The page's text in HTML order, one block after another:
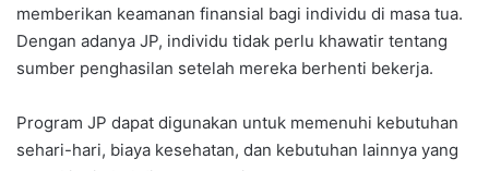
memberikan keamanan finansial bagi individu di masa tua.
Dengan adanya JP, individu tidak perlu khawatir tentang
sumber penghasilan setelah mereka berhenti bekerja.
Program JP dapat digunakan untuk memenuhi kebutuhan
sehari-hari, biaya kesehatan, dan kebutuhan lainnya yang